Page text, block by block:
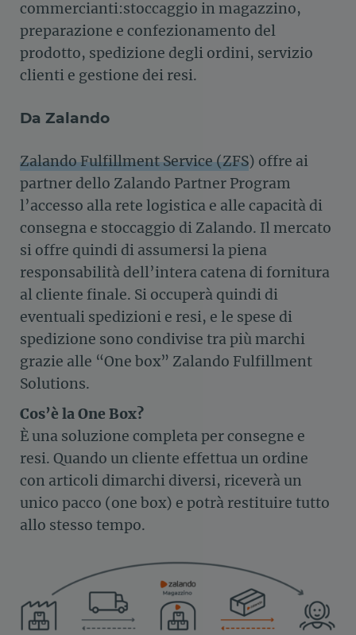
commercianti:stoccaggio in magazzino,
preparazione e confezionamento del
prodotto, spedizione degli ordini, servizio
clienti e gestione dei resi.
Da Zalando
Zalando Fulfillment Service (ZFS) offre ai
partner dello Zalando Partner Program
l’accesso alla rete logistica e alle capacità di
consegna e stoccaggio di Zalando. Il mercato
si offre quindi di assumersi la piena
responsabilità dell’intera catena di fornitura
al cliente finale. Si occuperà quindi di
eventuali spedizioni e resi, e le spese di
spedizione sono condivise tra più marchi
grazie alle “One box” Zalando Fulfillment
Solutions.
Cos’è la One Box?
È una soluzione completa per consegne e
resi. Quando un cliente effettua un ordine
con articoli dimarchi diversi, riceverà un
unico pacco (one box) e potrà restituire tutto
allo stesso tempo.